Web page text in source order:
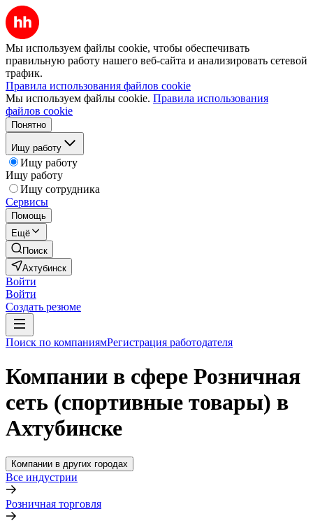
Мы используем файлы cookie, чтобы обеспечивать
правильную работу нашего веб-сайта и анализировать сетевой
трафик.
Правила использования файлов cookie
Мы используем файлы cookie. Правила использования
файлов cookie
Понятно
Ищу работу
Ищу работу
Ищу работу
Ищу сотрудника
Сервисы
Помощь
Ещё
Поиск
Ахтубинск
Войти
Войти
Создать резюме
Поиск по компаниямРегистрация работодателя
Компании в сфере Розничная
сеть (спортивные товары) в
Ахтубинске
Компании в других городах
Все индустрии
Розничная торговля